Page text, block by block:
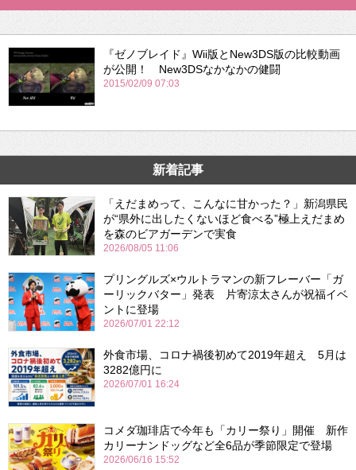
『ゼノブレイド』Wii版とNew3DS版の比較動画
が公開！ New3DSなかなかの健闘
2015/02/09 07:03
新着記事
「えだまめって、こんなに甘かった？」新潟県民
が“県外に出したくないほど食べる”極上えだまめ
を森のビアガーデンで実食
2026/08/05 11:06
プリングルズ×ウルトラマンの新フレーバー「ガ
ーリックバター」発表 片寄涼太さんが祝福イベ
ントに登場
2026/07/01 22:12
外食市場、コロナ禍後初めて2019年超え 5月は
3282億円に
2026/07/01 16:24
コメダ珈琲店で今年も「カリー祭り」開催 新作
カリーナンドッグなど全6品が季節限定で登場
2026/06/16 15:52